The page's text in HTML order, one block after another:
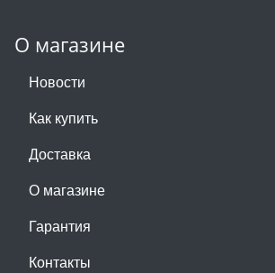
О магазине
Новости
Как купить
Доставка
О магазине
Гарантия
Контакты